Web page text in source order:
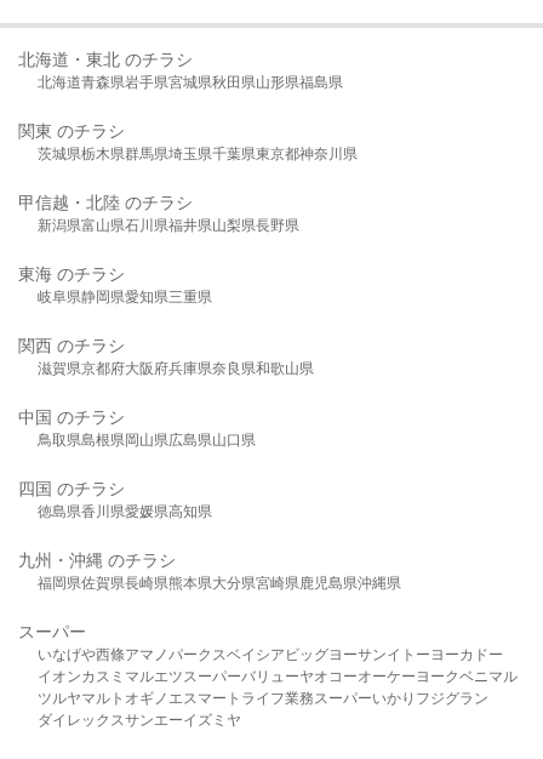
北海道・東北 のチラシ
北海道青森県岩手県宮城県秋田県山形県福島県
関東 のチラシ
茨城県栃木県群馬県埼玉県千葉県東京都神奈川県
甲信越・北陸 のチラシ
新潟県富山県石川県福井県山梨県長野県
東海 のチラシ
岐阜県静岡県愛知県三重県
関西 のチラシ
滋賀県京都府大阪府兵庫県奈良県和歌山県
中国 のチラシ
鳥取県島根県岡山県広島県山口県
四国 のチラシ
徳島県香川県愛媛県高知県
九州・沖縄 のチラシ
福岡県佐賀県長崎県熊本県大分県宮崎県鹿児島県沖縄県
スーパー
いなげや西條アマノパークスベイシア ビッグヨーサンイトーヨーカドー
イオンカスミ マルエツスーパーバリューヤオコーオーケー ヨークベニマル
ツルヤマルト オギノ エスマート ライフ業務スーパーいかり フジグラン
ダイレックスサンエーイズミヤ